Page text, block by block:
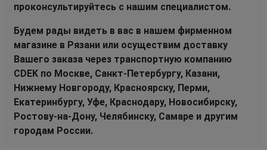
проконсультируйтесь с нашим специалистом.
Будем рады видеть в вас в нашем фирменном
магазине в Рязани или осуществим доставку
Вашего заказа через транспортную компанию
CDEK по Москве, Санкт-Петербургу, Казани,
Нижнему Новгороду, Красноярску, Перми,
Екатеринбургу, Уфе, Краснодару, Новосибирску,
Ростову-на-Дону, Челябинску, Самаре и другим
городам России.